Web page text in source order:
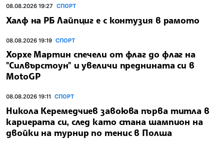
08.08.2026 19:27 СПОРТ
Халф на РБ Лайпциг е с контузия в рамото
08.08.2026 19:19 СПОРТ
Хорхе Мартин спечели от флаг до флаг на
"Силвърстоун" и увеличи преднината си в
MotoGP
08.08.2026 19:11 СПОРТ
Никола Керемедчиев завоюва първа титла в
кариерата си, след като стана шампион на
двойки на турнир по тенис в Полша